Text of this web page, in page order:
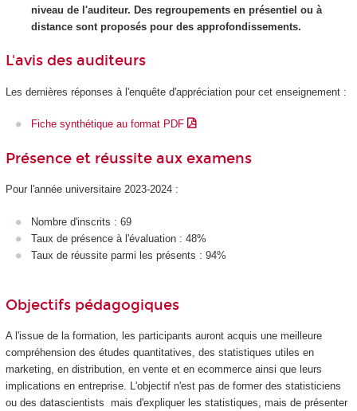
niveau de l'auditeur. Des regroupements en présentiel ou à
distance sont proposés pour des approfondissements.
L'avis des auditeurs
Les dernières réponses à l'enquête d'appréciation pour cet enseignement :
Fiche synthétique au format PDF
Présence et réussite aux examens
Pour l'année universitaire 2023-2024 :
Nombre d'inscrits : 69
Taux de présence à l'évaluation : 48%
Taux de réussite parmi les présents : 94%
Objectifs pédagogiques
A l'issue de la formation, les participants auront acquis une meilleure
compréhension des études quantitatives, des statistiques utiles en
marketing, en distribution, en vente et en ecommerce ainsi que leurs
implications en entreprise. L'objectif n'est pas de former des statisticiens
ou des datascientists mais d'expliquer les statistiques, mais de présenter